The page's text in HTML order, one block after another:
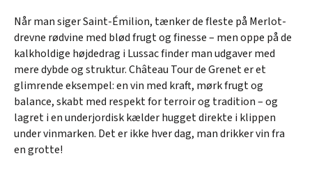
Når man siger Saint-Émilion, tænker de fleste på Merlot-
drevne rødvine med blød frugt og finesse – men oppe på de
kalkholdige højdedrag i Lussac finder man udgaver med
mere dybde og struktur. Château Tour de Grenet er et
glimrende eksempel: en vin med kraft, mørk frugt og
balance, skabt med respekt for terroir og tradition – og
lagret i en underjordisk kælder hugget direkte i klippen
under vinmarken. Det er ikke hver dag, man drikker vin fra
en grotte!